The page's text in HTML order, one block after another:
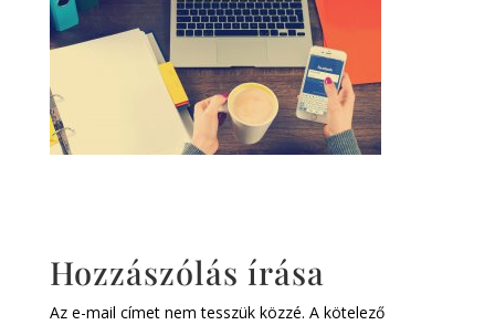
Hozzászólás írása
Az e-mail címet nem tesszük közzé. A kötelező